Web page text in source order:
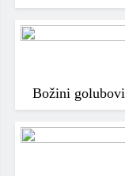
Božini golubovi